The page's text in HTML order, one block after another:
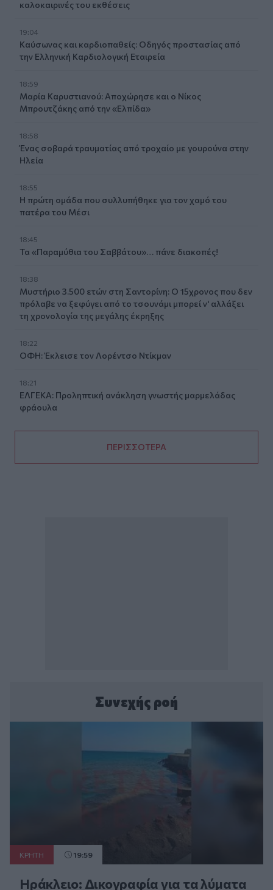
καλοκαιρινές του εκθέσεις
19:04
Καύσωνας και καρδιοπαθείς: Οδηγός προστασίας από
την Ελληνική Καρδιολογική Εταιρεία
18:59
Μαρία Καρυστιανού: Αποχώρησε και ο Νίκος
Μπρουτζάκης από την «Ελπίδα»
18:58
Ένας σοβαρά τραυματίας από τροχαίο με γουρούνα στην
Ηλεία
18:55
Η πρώτη ομάδα που συλλυπήθηκε για τον χαμό του
πατέρα του Μέσι
18:45
Τα «Παραμύθια του Σαββάτου»… πάνε διακοπές!
18:38
Μυστήριο 3.500 ετών στη Σαντορίνη: Ο 15χρονος που δεν
πρόλαβε να ξεφύγει από το τσουνάμι μπορεί ν' αλλάξει
τη χρονολογία της μεγάλης έκρηξης
18:22
ΟΦΗ: Έκλεισε τον Λορέντσο Ντίκμαν
18:21
ΕΛΓΕΚΑ: Προληπτική ανάκληση γνωστής μαρμελάδας
φράουλα
ΠΕΡΙΣΣΟΤΕΡΑ
Συνεχής ροή
ΚΡΗΤΗ 19:59
Ηράκλειο: Δικογραφία για τα λύματα